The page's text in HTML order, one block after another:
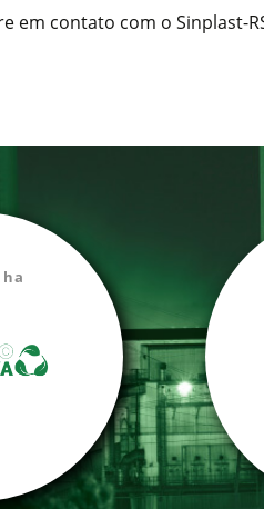
em contato com o Sinplast-